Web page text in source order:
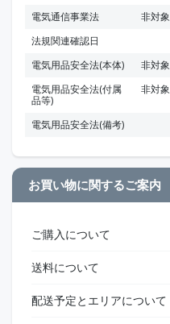
電気通信事業法
非対象
法規関連確認日
電気用品安全法(本体)
非対象
電気用品安全法(付属
品等)
非対象
電気用品安全法(備考)
お買い物に関するご案内
ご購入について
送料について
配送予定とエリアについて